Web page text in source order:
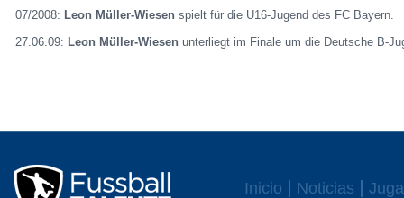
07/2008: Leon Müller-Wiesen spielt für die U16-Jugend des FC Bayern.
27.06.09: Leon Müller-Wiesenunterliegt im Finale um die Deutsche B-
Inicio Noticias